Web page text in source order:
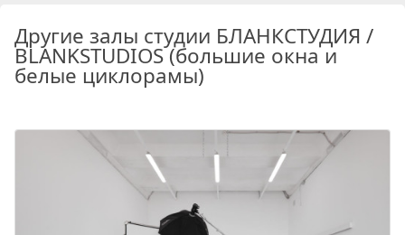
Другие залы студии БЛАНКСТУДИЯ /
BLANKSTUDIOS (большие окна и
белые циклорамы)